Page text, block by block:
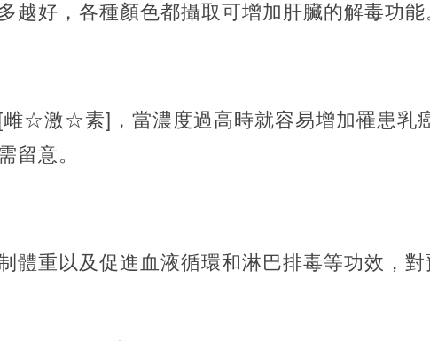
越好，各種顏色都攝取可增加肝臟的解毒功能
雌☆激☆素]，當濃度過高時就容易增加罹患乳
留意。
體重以及促進血液循環和淋巴排毒等功效，